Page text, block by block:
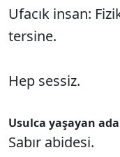
Ufacık insan:
tersine.
Hep sessiz.
Usulca yaşayan
Sabır abidesi.